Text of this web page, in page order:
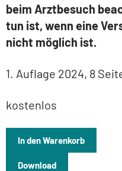
beim Arztbesuch
tun ist, wenn eine
nicht möglich ist.
1. Auflage 2024, 8
kostenlos
In den Warenkorb
Download